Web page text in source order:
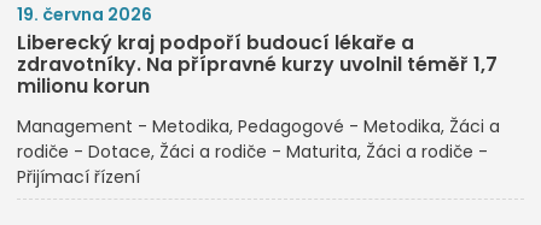
19. června 2026
Liberecký kraj podpoří budoucí lékaře a
zdravotníky. Na přípravné kurzy uvolnil téměř 1,7
milionu korun
Management - Metodika Pedagogové - Metodika Žáci a
rodiče - Dotace Žáci a rodiče - Maturita Žáci a rodiče -
Přijímací řízení